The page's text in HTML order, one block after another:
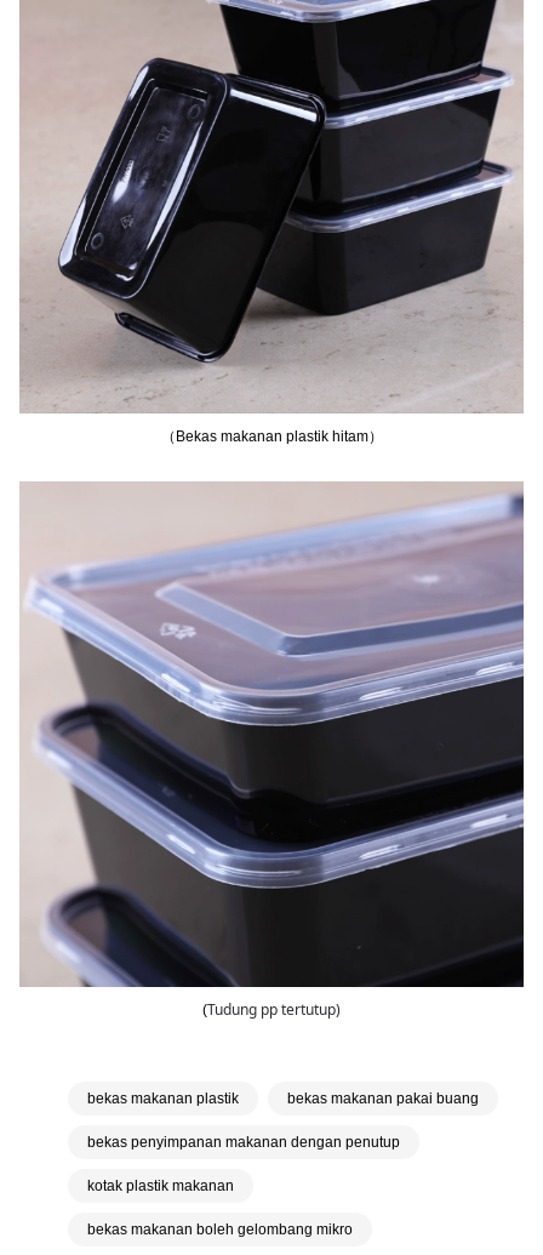
（Bekas makanan plastik hitam）
(Tudung pp tertutup)
bekas makanan plastik bekas makanan pakai buang
bekas penyimpanan makanan dengan penutup
kotak plastik makanan
bekas makanan boleh gelombang mikro